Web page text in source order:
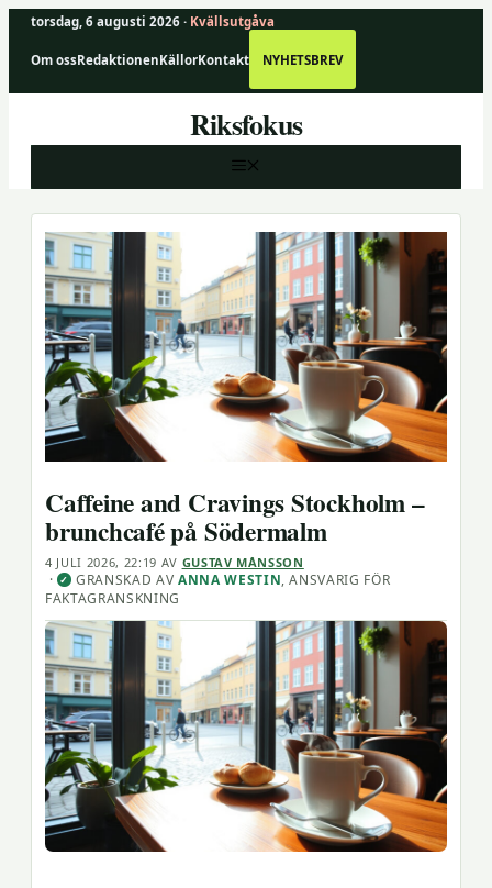
torsdag, 6 augusti 2026 · Kvällsutgåva
Om ossRedaktionenKällorKontakt NYHETSBREV
innehåll
Riksfokus
Caffeine and Cravings Stockholm –
brunchcafé på Södermalm
4 JULI 2026, 22:19 AV GUSTAV MÅNSSON
· ✓ GRANSKAD AV ANNA WESTIN, ANSVARIG FÖR
FAKTAGRANSKNING